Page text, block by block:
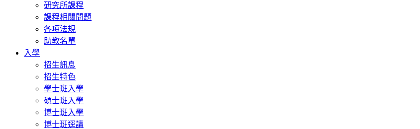
研究所課程
課程相關問題
各項法規
助教名單
入學
招生訊息
招生特色
學士班入學
碩士班入學
博士班入學
博士班逕讀